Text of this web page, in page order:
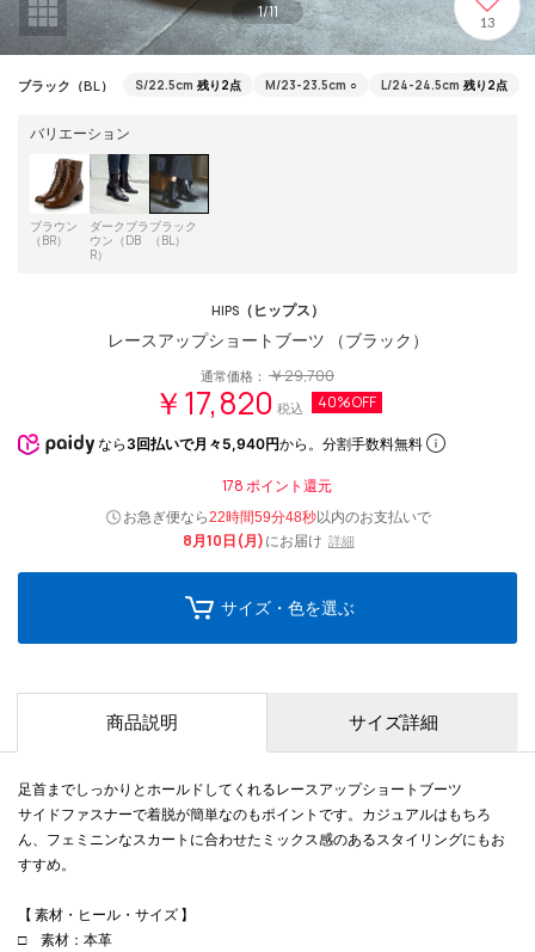
1/11
13
ブラック（BL） S/22.5cm 残り2点 M/23-23.5cm ○ L/24-24.5cm 残り2点
バリエーション
ブラウン
（BR）
ダークブラ
ウン（DB
R）
ブラック
（BL）
HIPS（ヒップス）
レースアップショートブーツ （ブラック）
通常価格： ￥29,700
￥17,820 税込 40%OFF
なら 3回払いで月々5,940円から。分割手数料無料
178ポイント還元
お急ぎ便なら22時間59分47秒以内のお支払いで
8月10日(月)にお届け 詳細
サイズ・色を選ぶ
商品説明 サイズ詳細
足首までしっかりとホールドしてくれるレースアップショートブーツ
サイドファスナーで着脱が簡単なのもポイントです。カジュアルはもちろ
ん、フェミニンなスカートに合わせたミックス感のあるスタイリングにもお
すすめ。
【 素材・ヒール・サイズ 】
□ 素材：本革